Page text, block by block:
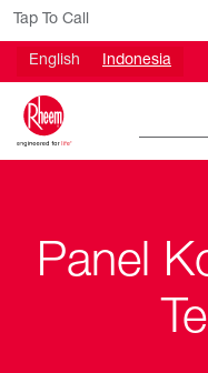
Tap To Call
English Indonesia
Panel